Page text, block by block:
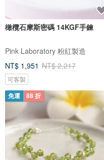
橄欖石摩斯密碼 14KGF手鍊
Pink Laboratory 粉紅製造
NT$ 1,951 NT$ 2,217
可客製
免運 88 折